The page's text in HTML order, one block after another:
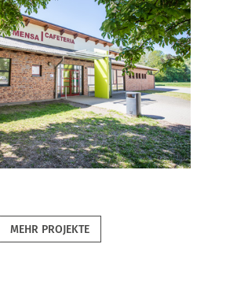
Mensa Stolzenau
MEHR PROJEKTE